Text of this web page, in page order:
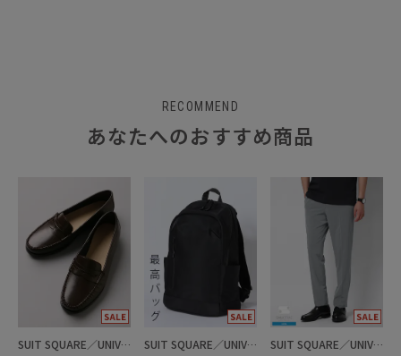
RECOMMEND
あなたへのおすすめ商品
SUIT SQUARE／UNIVERSAL LANGUAGE
SUIT SQUARE／UNIVERSAL LANGUAGE
SUIT SQUARE／UNIVERSAL LANGUAGE